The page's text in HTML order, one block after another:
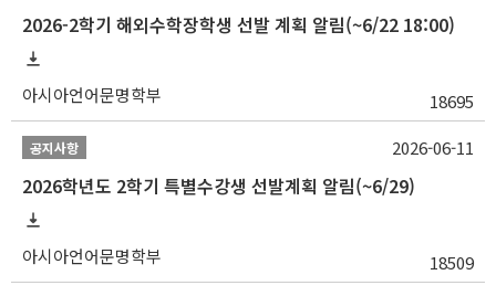
2026-2학기 해외수학장학생 선발 계획 알림(~6/22 18:00)
아시아언어문명학부 18695
공지사항
2026학년도 2학기 특별수강생 선발계획 알림(~6/29)
아시아언어문명학부 18509
2026-06-11